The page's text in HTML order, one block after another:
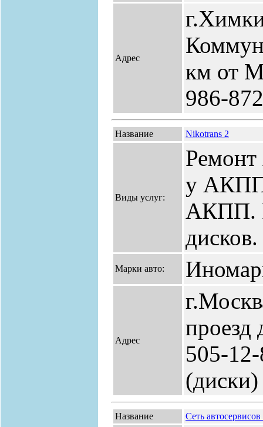
Адрес
км от
986-
Название Nikotrans 2
Виды услуг:
у
АКПП.
дисков.
Марки авто:
Адрес
проезд
505-
(диски)
Название Сеть